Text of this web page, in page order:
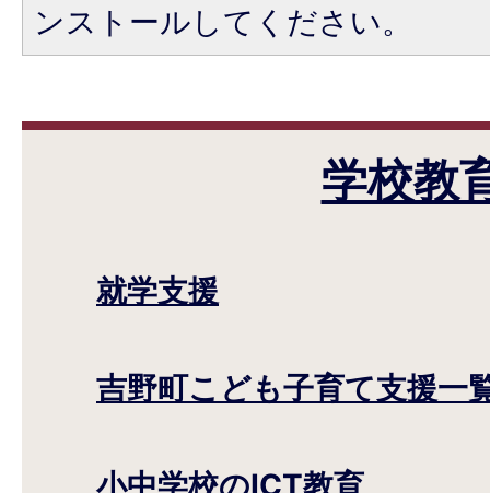
ンストールしてください。
学校教
就学支援
吉野町こども子育て支援一
小中学校のICT教育